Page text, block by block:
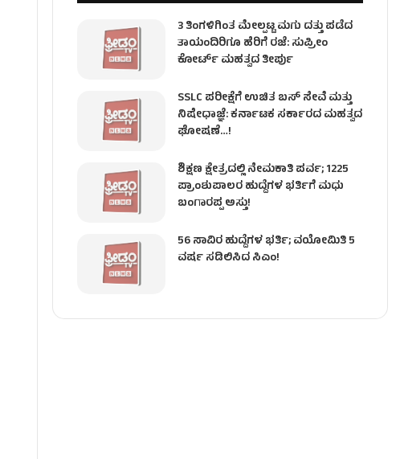
3 ತಿಂಗಳಿಗಿಂತ ಮೇಲ್ಪಟ್ಟ ಮಗು ದತ್ತು ಪಡೆದ
ತಾಯಂದಿರಿಗೂ ಹೆರಿಗೆ ರಜೆ: ಸುಪ್ರೀಂ
ಕೋರ್ಟ್ ಮಹತ್ವದ ತೀರ್ಪು
SSLC ಪರೀಕ್ಷೆಗೆ ಉಚಿತ ಬಸ್ ಸೇವೆ ಮತ್ತು
ನಿಷೇಧಾಜ್ಞೆ: ಕರ್ನಾಟಕ ಸರ್ಕಾರದ ಮಹತ್ವದ
ಘೋಷಣೆ…!
ಶಿಕ್ಷಣ ಕ್ಷೇತ್ರದಲ್ಲಿ ನೇಮಕಾತಿ ಪರ್ವ; 1225
ಪ್ರಾಂಶುಪಾಲರ ಹುದ್ದೆಗಳ ಭರ್ತಿಗೆ ಮಧು
ಬಂಗಾರಪ್ಪ ಅಸ್ತು!
56 ಸಾವಿರ ಹುದ್ದೆಗಳ ಭರ್ತಿ; ವಯೋಮಿತಿ 5
ವರ್ಷ ಸಡಿಲಿಸಿದ ಸಿಎಂ!